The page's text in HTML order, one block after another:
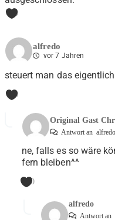
0
alfredo
vor 7 Jahren
steuert man das
0
Original Gast
Antwort an alfredo
ne, falls es so wäre
fern bleiben^^
0
alfredo
Antwort an